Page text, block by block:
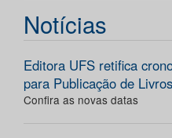
Notícias
Editora UFS retifica
para Publicação de
Confira as novas datas